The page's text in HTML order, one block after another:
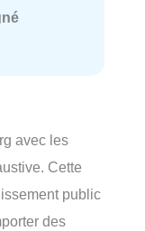
avec les
Cette
public
des